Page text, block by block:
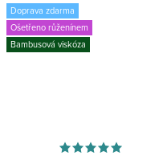
Doprava zdarma
Ošetřeno růženínem
Bambusová viskóza